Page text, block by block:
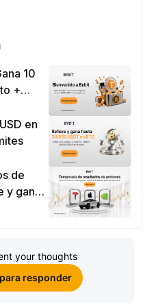
10
+
en
de
y gana
your thoughts
responder